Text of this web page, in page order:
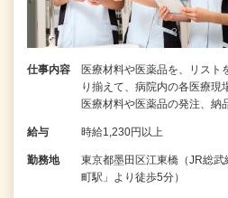
仕事内容
医療材料や医薬品を、リスト
り揃えて、病院内の各医療現
医療材料や医薬品の発注、
給与 時給1,230円以上
勤務地
東京都墨田区江東橋（JR総
町駅」より徒歩5分）